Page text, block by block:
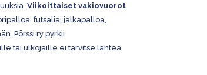
Viikoittaiset vakiovuorot
futsalia, jalkapalloa,
Pörssi ry pyrkii
tai ulkojäille ei tarvitse lähteä